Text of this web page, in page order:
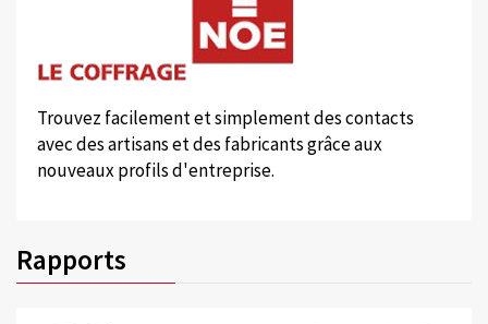
Trouvez facilement et simplement des contacts
avec des artisans et des fabricants grâce aux
nouveaux profils d'entreprise.
Rapports